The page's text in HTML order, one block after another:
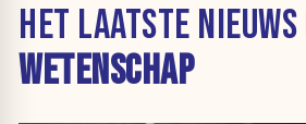
HET LAATSTE NIEUWS
WETENSCHAP